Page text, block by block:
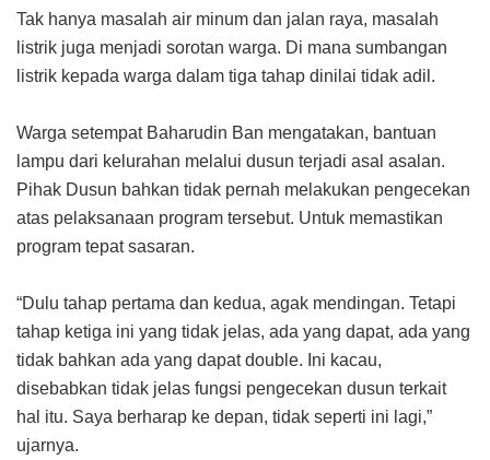
Tak hanya masalah air minum dan jalan raya, masalah
listrik juga menjadi sorotan warga. Di mana sumbangan
listrik kepada warga dalam tiga tahap dinilai tidak adil.
Warga setempat Baharudin Ban mengatakan, bantuan
lampu dari kelurahan melalui dusun terjadi asal asalan.
Pihak Dusun bahkan tidak pernah melakukan pengecekan
atas pelaksanaan program tersebut. Untuk memastikan
program tepat sasaran.
“Dulu tahap pertama dan kedua, agak mendingan. Tetapi
tahap ketiga ini yang tidak jelas, ada yang dapat, ada yang
tidak bahkan ada yang dapat double. Ini kacau,
disebabkan tidak jelas fungsi pengecekan dusun terkait
hal itu. Saya berharap ke depan, tidak seperti ini lagi,”
ujarnya.